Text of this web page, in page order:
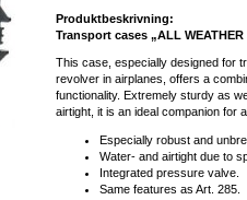
Produktbeskrivning:
Transport cases „ALL
This case, especially designed for
revolver in airplanes, offers a
functionality. Extremely sturdy as
airtight, it is an ideal companion for
Especially robust and
Water- and airtight due to
Integrated pressure valve.
Same features as Art. 285.